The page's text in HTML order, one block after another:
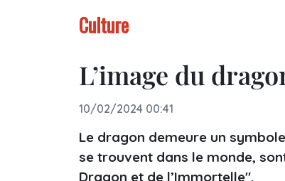
Culture
L’image du
10/02/2024 00:41
Le dragon demeure un
se trouvent dans le monde,
Dragon et de l’Immortelle".